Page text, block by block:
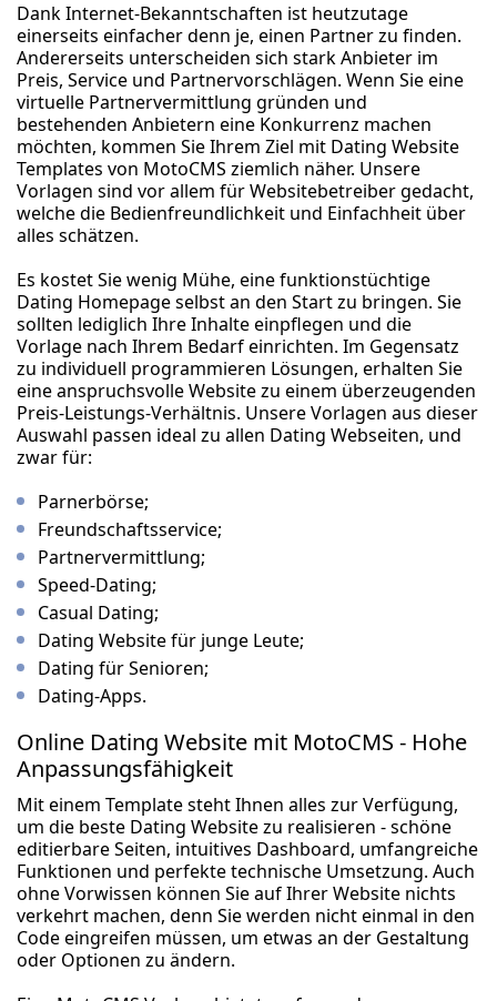
Dank Internet-Bekanntschaften ist heutzutage
einerseits einfacher denn je, einen Partner zu finden.
Andererseits unterscheiden sich stark Anbieter im
Preis, Service und Partnervorschlägen. Wenn Sie eine
virtuelle Partnervermittlung gründen und
bestehenden Anbietern eine Konkurrenz machen
möchten, kommen Sie Ihrem Ziel mit Dating Website
Templates von MotoCMS ziemlich näher. Unsere
Vorlagen sind vor allem für Websitebetreiber gedacht,
welche die Bedienfreundlichkeit und Einfachheit über
alles schätzen.
Es kostet Sie wenig Mühe, eine funktionstüchtige
Dating Homepage selbst an den Start zu bringen. Sie
sollten lediglich Ihre Inhalte einpflegen und die
Vorlage nach Ihrem Bedarf einrichten. Im Gegensatz
zu individuell programmieren Lösungen, erhalten Sie
eine anspruchsvolle Website zu einem überzeugenden
Preis-Leistungs-Verhältnis. Unsere Vorlagen aus dieser
Auswahl passen ideal zu allen Dating Webseiten, und
zwar für:
Parnerbörse;
Freundschaftsservice;
Partnervermittlung;
Speed-Dating;
Casual Dating;
Dating Website für junge Leute;
Dating für Senioren;
Dating-Apps.
Online Dating Website mit MotoCMS - Hohe
Anpassungsfähigkeit
Mit einem Template steht Ihnen alles zur Verfügung,
um die beste Dating Website zu realisieren - schöne
editierbare Seiten, intuitives Dashboard, umfangreiche
Funktionen und perfekte technische Umsetzung. Auch
ohne Vorwissen können Sie auf Ihrer Website nichts
verkehrt machen, denn Sie werden nicht einmal in den
Code eingreifen müssen, um etwas an der Gestaltung
oder Optionen zu ändern.